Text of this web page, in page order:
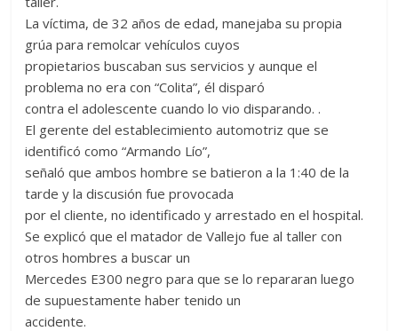
La víctima, de 32 años de edad, manejaba su propia
grúa para remolcar vehículos cuyos
propietarios buscaban sus servicios y aunque el
problema no era con “Colita”, él disparó
contra el adolescente cuando lo vio disparando. .
El gerente del establecimiento automotriz que se
identificó como “Armando Lío”,
señaló que ambos hombre se batieron a la 1:40 de la
tarde y la discusión fue provocada
por el cliente, no identificado y arrestado en el hospital.
Se explicó que el matador de Vallejo fue al taller con
otros hombres a buscar un
Mercedes E300 negro para que se lo repararan luego
de supuestamente haber tenido un
accidente.